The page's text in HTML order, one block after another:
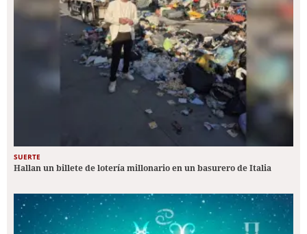
SUERTE
Hallan un billete de lotería millonario en un basurero de Italia